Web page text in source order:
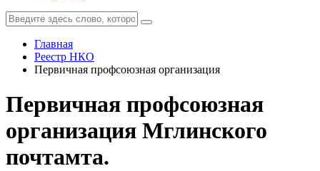
Главная
Реестр НКО
Первичная профсоюзная организация
Первичная профсоюзная
организация Мглинского
почтамта.